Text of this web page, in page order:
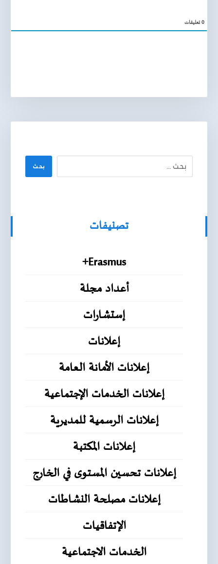
0تعليقات
بحث
تصنيفات
Erasmus+
أعداد مجلة
إستشارات
إعلانات
إعلانات الأمانة العامة
إعلانات الخدمات الإجتماعية
إعلانات الرسمية للمديرية
إعلانات المكتبة
إعلانات تحسين المستوى في الخارج
إعلانات مصلحة النشاطات
الإتفاقيات
الخدمات الاجتماعية